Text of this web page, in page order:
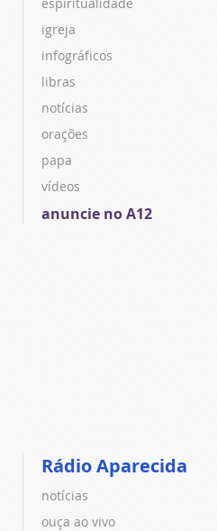
igreja
infográficos
libras
notícias
orações
papa
vídeos
anuncie no A12
Rádio Aparecida
notícias
ouça ao vivo